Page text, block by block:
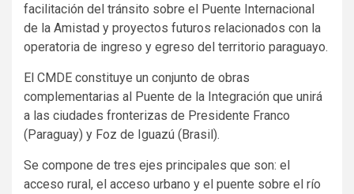
facilitación del tránsito sobre el Puente Internacional
de la Amistad y proyectos futuros relacionados con la
operatoria de ingreso y egreso del territorio paraguayo.
El CMDE constituye un conjunto de obras
complementarias al Puente de la Integración que unirá
a las ciudades fronterizas de Presidente Franco
(Paraguay) y Foz de Iguazú (Brasil).
Se compone de tres ejes principales que son: el
acceso rural, el acceso urbano y el puente sobre el río